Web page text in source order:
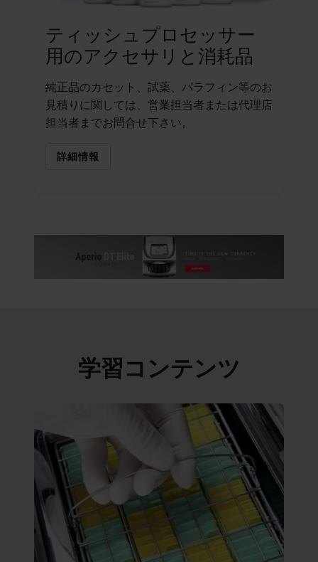
ティッシュプロセッサー
用のアクセサリと消耗品
純正品のカセット、試薬、パラフィン等のお
見積りに関しては、営業担当者または代理店
担当者までお問合せ下さい。
詳細情報
学習コンテンツ